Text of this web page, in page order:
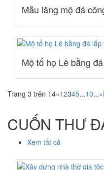
Mẫu lăng mộ đá
Mộ tổ họ Lê bằng
Trang 3 trên 14«12345...10...»
CUỐN THƯ
Xem tất cả